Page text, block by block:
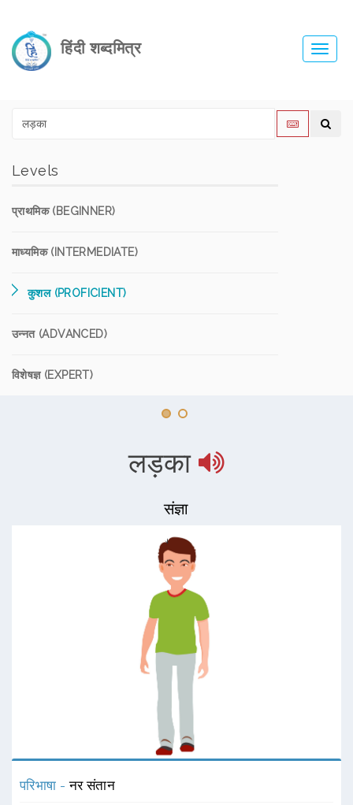
हिंदी शब्दमित्र
Levels
प्राथमिक (BEGINNER)
माध्यमिक (INTERMEDIATE)
कुशल (PROFICIENT)
उन्नत (ADVANCED)
विशेषज्ञ (EXPERT)
लड़का
संज्ञा
परिभाषा -नर संतान